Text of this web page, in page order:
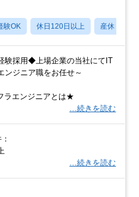
験OK 休日120日以上 産休・育休
験採用◆上場企業の当社にてIT
ンジニア職をお任せ～
ラエンジニアとは★
…続きを読む
…続きを読む